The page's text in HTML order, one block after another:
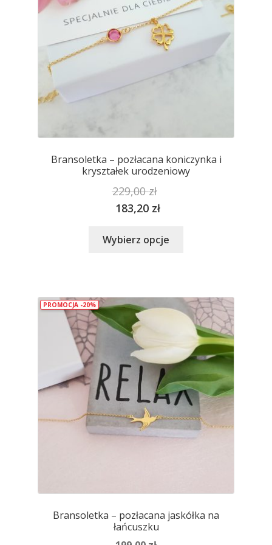
stronie
Bransoletka – pozłacana koniczynka i
kryształek urodzeniowy
229,00zł
183,20 zł
Wybierz opcje
wariantów.
Opcje
można
wybrać
na
stronie
produktu
PROMOCJA -20%
Bransoletka – pozłacana jaskółka na
łańcuszku